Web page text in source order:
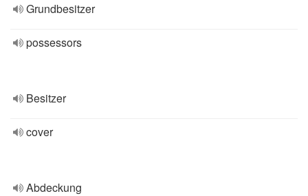
Grundbesitzer
possessors
Besitzer
cover
Abdeckung